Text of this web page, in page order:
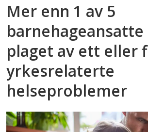
Mer enn 1 av 5
plaget av ett eller
yrkesrelaterte
helseproblemer